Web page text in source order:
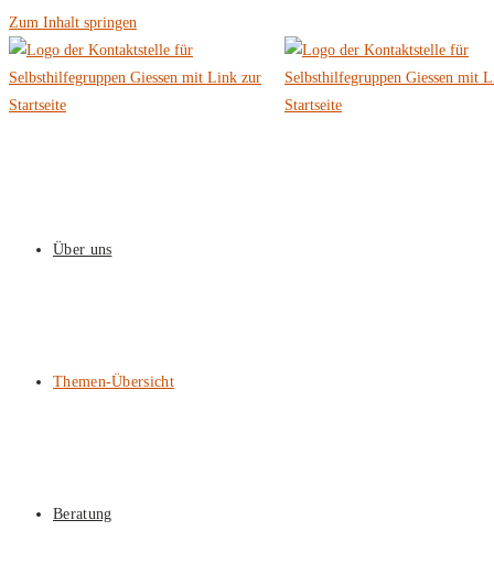
Zum Inhalt springen
Über uns
Themen-Übersicht
Beratung